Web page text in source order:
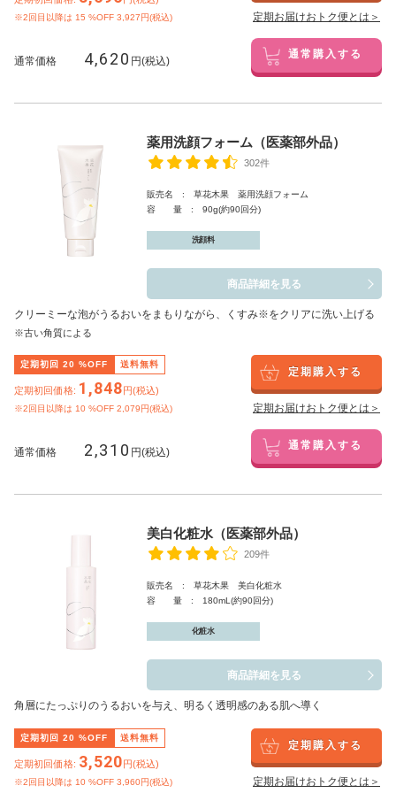
※2回目以降は 15 %OFF 3,927円(税込) 定期お届けおトク便とは＞
通常価格 4,620 円(税込) 通常購入する
薬用洗顔フォーム（医薬部外品）
302件
販売名 : 草花木果 薬用洗顔フォーム
容 量 : 90g(約90回分)
洗顔料
商品詳細を見る
クリーミーな泡がうるおいをまもりながら、くすみ※をクリアに洗い上げる
※古い角質による
定期初回 20 %OFF 送料無料
定期初回価格: 1,848円(税込)
※2回目以降は 10 %OFF 2,079円(税込)
定期購入する
定期お届けおトク便とは＞
通常価格 2,310 円(税込) 通常購入する
美白化粧水（医薬部外品）
209件
販売名 : 草花木果 美白化粧水
容 量 : 180mL(約90回分)
化粧水
商品詳細を見る
角層にたっぷりのうるおいを与え、明るく透明感のある肌へ導く
定期初回 20 %OFF 送料無料
定期初回価格: 3,520円(税込)
※2回目以降は 10 %OFF 3,960円(税込)
定期購入する
定期お届けおトク便とは＞